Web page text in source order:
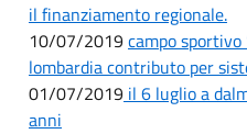
il finanziamento regionale.
10/07/2019campo
lombardia contributo per
01/07/2019 il 6 luglio a
anni